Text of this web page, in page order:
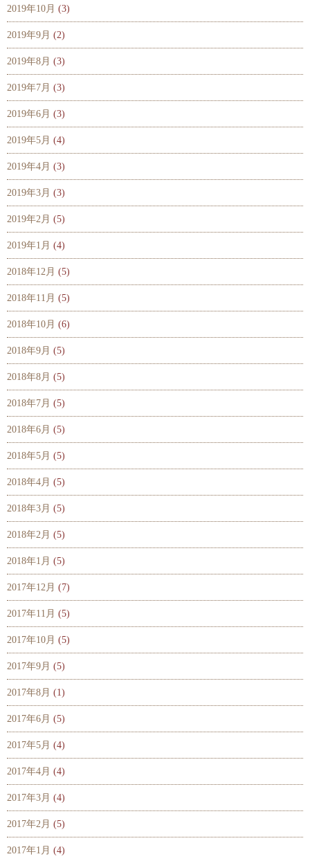
2019年10月 (3)
2019年9月 (2)
2019年8月 (3)
2019年7月 (3)
2019年6月 (3)
2019年5月 (4)
2019年4月 (3)
2019年3月 (3)
2019年2月 (5)
2019年1月 (4)
2018年12月 (5)
2018年11月 (5)
2018年10月 (6)
2018年9月 (5)
2018年8月 (5)
2018年7月 (5)
2018年6月 (5)
2018年5月 (5)
2018年4月 (5)
2018年3月 (5)
2018年2月 (5)
2018年1月 (5)
2017年12月 (7)
2017年11月 (5)
2017年10月 (5)
2017年9月 (5)
2017年8月 (1)
2017年6月 (5)
2017年5月 (4)
2017年4月 (4)
2017年3月 (4)
2017年2月 (5)
2017年1月 (4)